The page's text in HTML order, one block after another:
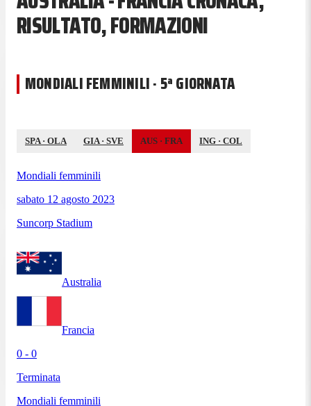
RISULTATO, FORMAZIONI
MONDIALI FEMMINILI · 5ª GIORNATA
SPA· OLA GIA· SVE AUS · FRA ING · COL
Mondiali femminili
sabato 12 agosto 2023
Suncorp Stadium
Australia
Francia
0 - 0
Terminata
Mondiali femminili